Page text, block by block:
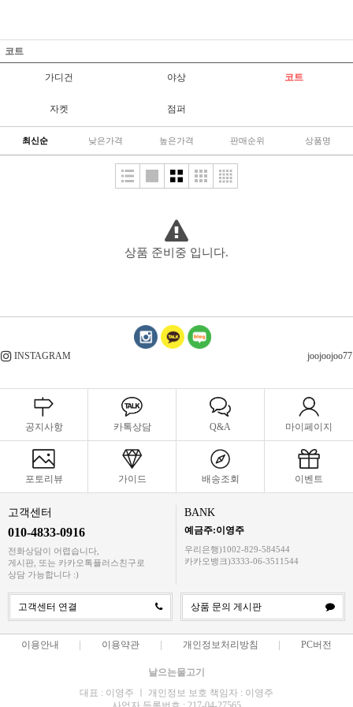
코트
가디건 야상 코트
자켓 점퍼
최신순 낮은가격 높은가격 판매순위 상품명
상품 준비중 입니다.
INSTAGRAM joojoojoo77
공지사항 카톡상담 Q&A 마이페이지
포토리뷰 가이드 배송조회 이벤트
고객센터
010-4833-0916
전화상담이 어렵습니다,
게시판, 또는 카카오톡플러스친구로
상담 가능합니다 :)
BANK
예금주:이영주
우리은행)1002-829-584544
카카오뱅크)3333-06-3511544
고객센터 연결 상품 문의 게시판
이용안내 이용약관 개인정보처리방침 PC버전
날으는물고기
대표 : 이영주 ㅣ 개인정보 보호 책임자 : 이영주